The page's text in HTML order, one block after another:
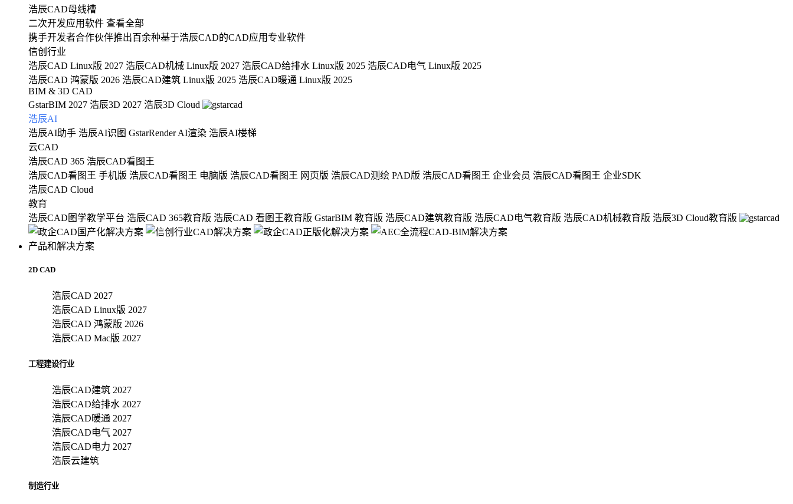
浩辰CAD母线槽
二次开发应用软件 查看全部
携手开发者合作伙伴推出百余种基于浩辰CAD的CAD应用专业软件
信创行业
浩辰CAD Linux版 2027 浩辰CAD机械 Linux版 2027 浩辰CAD给排水 Linux版 2025 浩辰CAD电气 Linux版 2025
浩辰CAD 鸿蒙版 2026 浩辰CAD建筑 Linux版 2025 浩辰CAD暖通 Linux版 2025
BIM & 3D CAD
GstarBIM 2027 浩辰3D 2027 浩辰3D Cloud
浩辰AI
浩辰AI助手 浩辰AI识图 GstarRender AI渲染 浩辰AI楼梯
云CAD
浩辰CAD 365 浩辰CAD看图王
浩辰CAD看图王 手机版 浩辰CAD看图王 电脑版 浩辰CAD看图王 网页版 浩辰CAD测绘 PAD版 浩辰CAD看图王 企业会员 浩辰CAD看图王 企业SDK
浩辰CAD Cloud
教育
浩辰CAD图学教学平台 浩辰CAD 365教育版 浩辰CAD 看图王教育版 GstarBIM 教育版 浩辰CAD建筑教育版 浩辰CAD电气教育版 浩辰CAD机械教育版 浩辰3D Cloud教育版
产品和解决方案
2D CAD
浩辰CAD 2027
浩辰CAD Linux版 2027
浩辰CAD 鸿蒙版 2026
浩辰CAD Mac版 2027
工程建设行业
浩辰CAD建筑 2027
浩辰CAD给排水 2027
浩辰CAD暖通 2027
浩辰CAD电气 2027
浩辰CAD电力 2027
浩辰云建筑
制造行业